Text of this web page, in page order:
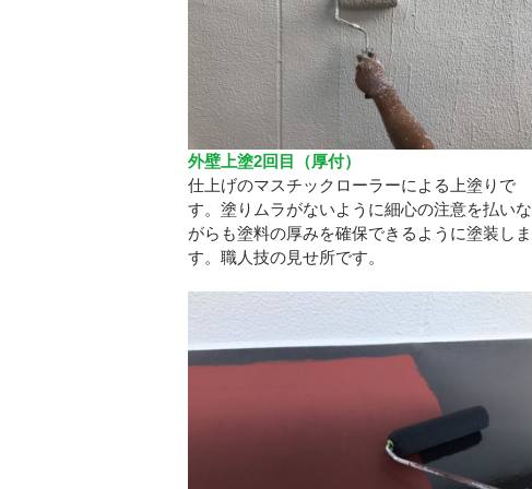
外壁上塗2回目（厚付）
仕上げのマスチックローラーによる上塗りで
す。塗りムラがないように細心の注意を払いな
がらも塗料の厚みを確保できるように塗装しま
す。職人技の見せ所です。